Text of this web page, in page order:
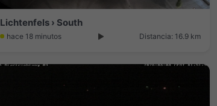
Lichtenfels › South
hace 18 minutos Distancia: 16.9 km